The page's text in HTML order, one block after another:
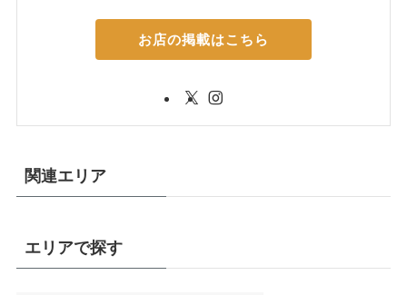
お店の掲載はこちら
関連エリア
エリアで探す